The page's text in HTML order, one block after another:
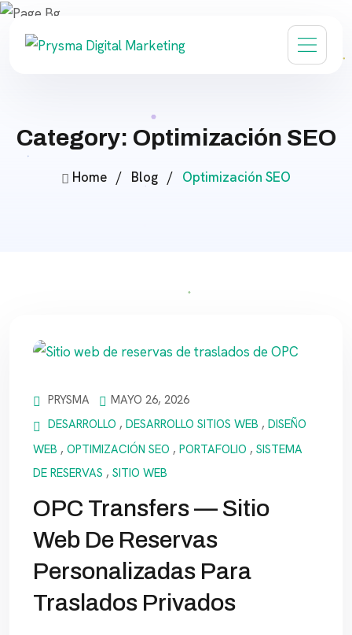
Category: Optimización SEO
Home / Blog / Optimización SEO
PRYSMA
MAYO 26, 2026
DESARROLLO , DESARROLLO SITIOS WEB , DISEÑO
WEB , OPTIMIZACIÓN SEO , PORTAFOLIO , SISTEMA
DE RESERVAS , SITIO WEB
OPC Transfers — Sitio
Web De Reservas
Personalizadas Para
Traslados Privados